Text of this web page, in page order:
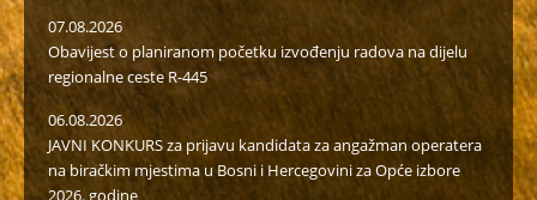
07.08.2026
Obavijest o planiranom početku izvođenju radova na dijelu
regionalne ceste R-445
06.08.2026
JAVNI KONKURS za prijavu kandidata za angažman operatera
na biračkim mjestima u Bosni i Hercegovini za Opće izbore
2026. godine